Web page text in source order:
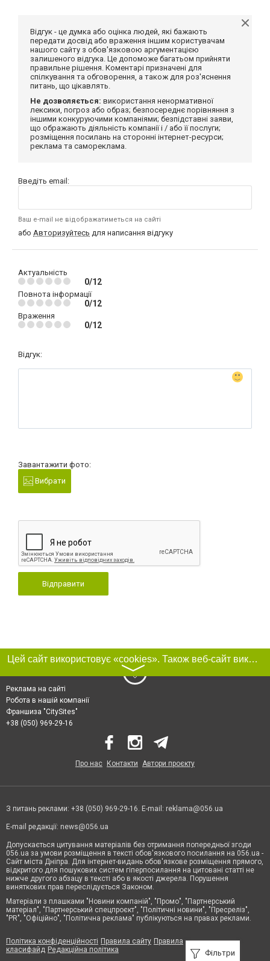
Відгук - це думка або оцінка людей, які бажають
передати досвід або враження іншим користувачам
нашого сайту з обов'язковою аргументацією
залишеного відгука. Це допоможе багатьом прийняти
правильне рішення. Коментарі призначені для
спілкування та обговорення, а також для роз'яснення
питань, що цікавлять.
Не дозволяється: використання ненормативної
лексики, погроз або образ; безпосереднє порівняння з
іншими конкуруючими компаніями; безпідставні заяви,
що ображають діяльність компанії і / або її послуги;
розміщення посилань на сторонні інтернет-ресурси;
реклама та самореклама.
Введіть email:
Ваш e-mail не відображатиметься на сайті
або Авторизуйтесь для написання відгуку
Актуальність
0/12
Повнота інформації
0/12
Враження
0/12
Відгук:
Завантажити фото:
Вибрати
Відправити
Фільтри
Цей сайт використовує «cookies». Також веб-сайт використовує інтернет-сервіс для збору технічних даних стосовно відвідувачів з метою отримання маркетингової та статистичної інформації. Умови обробки даних відвідувачів сайту див.
〉
Реклама на сайті
Робота в нашій компанії
Франшиза "CitySites"
+38 (050) 969-29-16
Про нас Контакти Автори проєкту
З питань реклами: +38 (050) 969-29-16. E-mail: reklama@056.ua
E-mail редакції: news@056.ua
Допускається цитування матеріалів без отримання попередньої згоди
056.ua за умови розміщення в тексті обов'язкового посилання на 056.ua -
Сайт міста Дніпра. Для інтернет-видань обов'язкове розміщення прямого,
відкритого для пошукових систем гіперпосилання на цитовані статті не
нижче другого абзацу в тексті або в якості джерела. Порушення
виняткових прав переслідується Законом.
Матеріали з плашками "Новини компаній", "Промо", "Партнерський
матеріал", "Партнерський спецпроєкт", "Політичні новини", "Пресреліз",
"PR", "Офіційно", "Політична реклама" публікуються на правах реклами.
Політика конфіденційності Правила сайту Правила
класифайд Редакційна політика